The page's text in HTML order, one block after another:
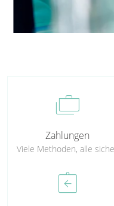
cases
Zahlungen
Viele Methoden, alle
assignment_return